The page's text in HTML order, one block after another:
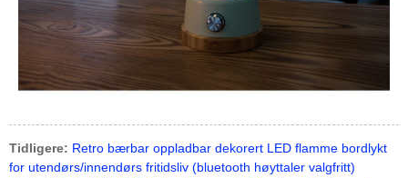
Tidligere: Retro bærbar oppladbar dekorert LED flamme bordlykt
for utendørs/innendørs fritidsliv (bluetooth høyttaler valgfritt)